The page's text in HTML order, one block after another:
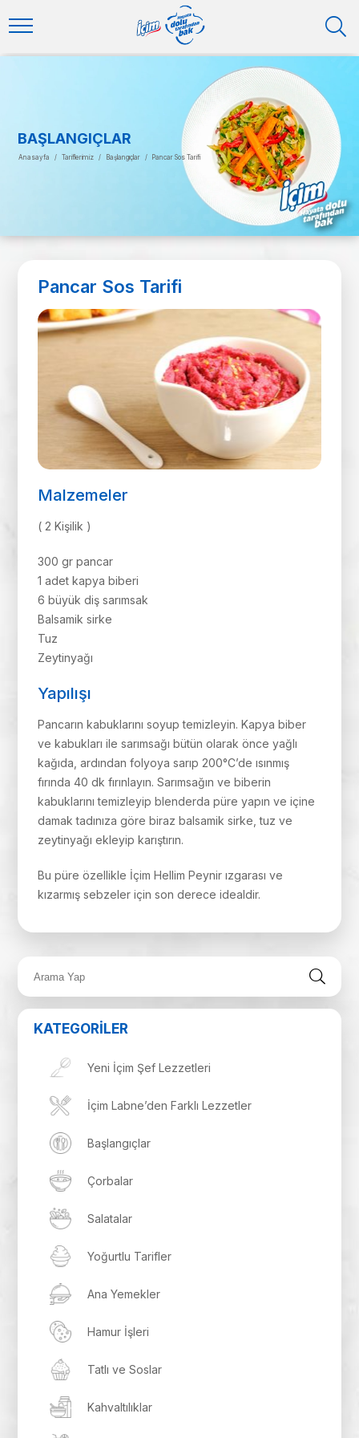
BAŞLANGIÇLAR
Anasayfa / Tariflerimiz / Başlangıçlar / Pancar Sos Tarifi
Pancar Sos Tarifi
Malzemeler
( 2 Kişilik )
300 gr pancar
1 adet kapya biberi
6 büyük diş sarımsak
Balsamik sirke
Tuz
Zeytinyağı
Yapılışı
Pancarın kabuklarını soyup temizleyin. Kapya biber
ve kabukları ile sarımsağı bütün olarak önce yağlı
kağıda, ardından folyoya sarıp 200°C’de ısınmış
fırında 40 dk fırınlayın. Sarımsağın ve biberin
kabuklarını temizleyip blenderda püre yapın ve içine
damak tadınıza göre biraz balsamik sirke, tuz ve
zeytinyağı ekleyip karıştırın.
Bu püre özellikle İçim Hellim Peynir ızgarası ve
kızarmış sebzeler için son derece idealdir.
KATEGORİLER
Yeni İçim Şef Lezzetleri
İçim Labne’den Farklı Lezzetler
Başlangıçlar
Çorbalar
Salatalar
Yoğurtlu Tarifler
Ana Yemekler
Hamur İşleri
Tatlı ve Soslar
Kahvaltılıklar